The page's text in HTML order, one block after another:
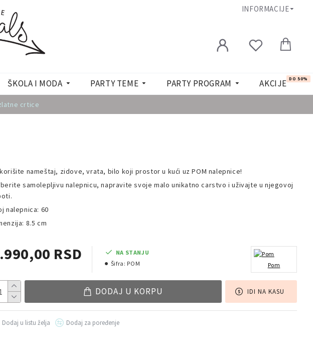
INFORMACIJE
ŠKOLA I MODA PARTY TEME PARTY PROGRAM AKCIJE DO 50%
crtice
nameštaj, zidove, vrata, bilo koji prostor u kući uz POM nalepnice!
samolepljivu nalepnicu, napravite svoje malo unikatno carstvo i uživajte u njegovoj
nalepnica: 60
8.5 cm
RSD
NA STANJU
Šifra: POM Pom
DODAJ U KORPU IDI NA KASU
Dodaj u listu želja Dodaj za poređenje